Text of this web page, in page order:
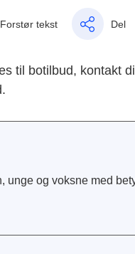
Forstør tekst Del
til botilbud, kontakt
unge og voksne med